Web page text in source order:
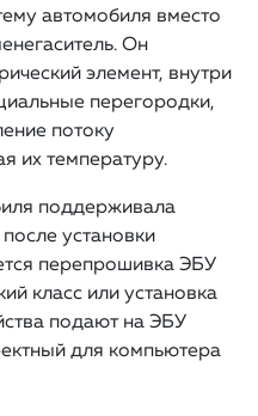
автомобиля вместо
Он
элемент, внутри
перегородки,
потоку
их температуру.
поддерживала
установки
перепрошивка ЭБУ
класс или установка
подают на ЭБУ
для компьютера